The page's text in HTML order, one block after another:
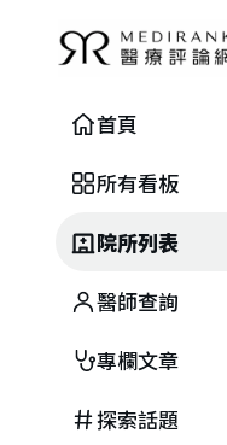
首頁
所有看板
院所列表
醫師查詢
專欄文章
探索話題